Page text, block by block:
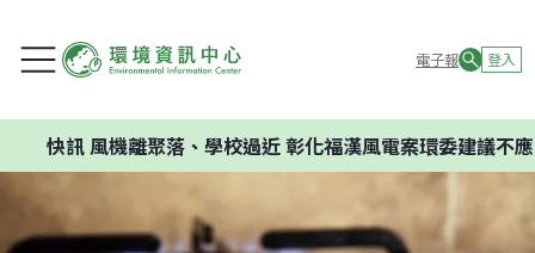
電子報 登入
快訊風機離聚落、學校過近 彰化福漢風電案環委建議不應開發